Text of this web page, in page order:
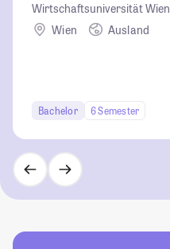
Wirtschaftsuniversität Wien
Wien
Ausland
Bachelor 6 Semester